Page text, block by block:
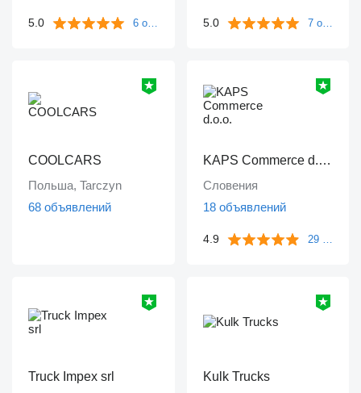
5.0 5.0 7 отзывов
COOLCARS
Польша, Tarczyn
68 объявлений
KAPS Commerce d.o.o.
Словения
18 объявлений
4.9
Truck Impex srl
Kulk Trucks